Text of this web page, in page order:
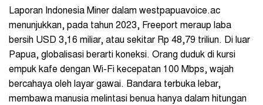
Laporan Indonesia Miner dalam westpapuavoice.ac
menunjukkan, pada tahun 2023, Freeport meraup laba
bersih USD 3,16 miliar, atau sekitar Rp 48,79 triliun. Di luar
Papua, globalisasi berarti koneksi. Orang duduk di kursi
empuk kafe dengan Wi-Fi kecepatan 100 Mbps, wajah
bercahaya oleh layar gawai. Bandara terbuka lebar,
membawa manusia melintasi benua hanya dalam hitungan